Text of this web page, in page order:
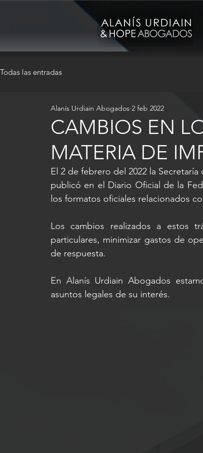
Todas las entradas
CAMBIOS EN
MATERIA DE
Alanís Urdiain Abogados 2 feb 2022
El 2 de febrero del 2022 la
publicó en el Diario Oficial de la
los formatos oficiales relacionados
Los cambios realizados a estos
particulares, minimizar gastos de
de respuesta.
En Alanís Urdiain Abogados
asuntos legales de su interés.